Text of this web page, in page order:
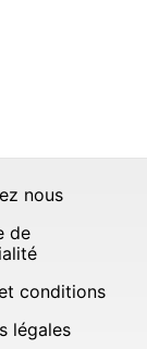
nous
de
conditions
légales